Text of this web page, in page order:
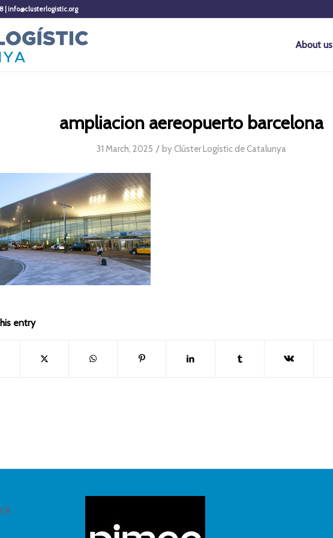
| info@clusterlogistic.org
About us
ampliacion aereopuerto barcelona
31 March, 2025 / byClúster Logístic de Catalunya
entry